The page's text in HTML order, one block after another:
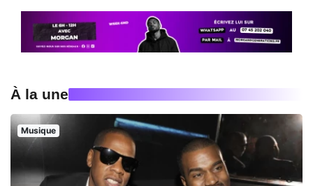
À la une
Musique